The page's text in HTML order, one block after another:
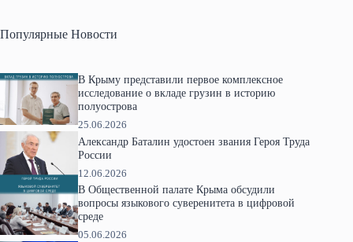
Популярные Новости
В Крыму представили первое комплексное
исследование о вкладе грузин в историю
полуострова
25.06.2026
Александр Баталин удостоен звания Героя Труда
России
12.06.2026
В Общественной палате Крыма обсудили
вопросы языкового суверенитета в цифровой
среде
05.06.2026